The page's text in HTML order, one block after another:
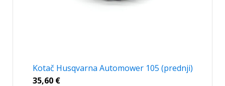
Kotač Husqvarna Automower 105 (prednji)
35,60 €